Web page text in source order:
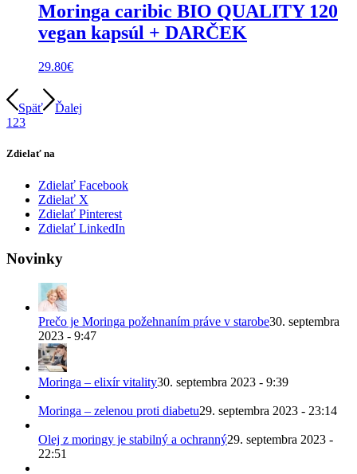
Moringa caribic BIO QUALITY 120
vegan kapsúl + DARČEK
29.80€
Späť
Ďalej
1 23
Zdielať na
Zdielať Facebook
Zdielať X
Zdielať Pinterest
Zdielať LinkedIn
Novinky
Prečo je Moringa požehnaním práve v starobe30. septembra
2023 - 9:47
Moringa – elixír vitality30. septembra 2023 - 9:39
Moringa – zelenou proti diabetu29. septembra 2023 - 23:14
Olej z moringy je stabilný a ochranný29. septembra 2023 -
22:51